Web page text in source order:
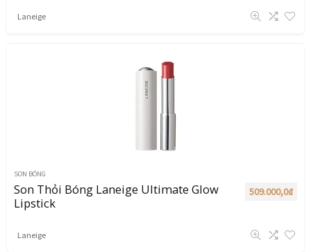
Laneige
SON BÓNG
Son Thỏi Bóng Laneige Ultimate Glow
Lipstick
509.000,0₫
Laneige